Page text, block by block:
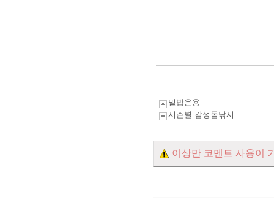
밑밥운용
시즌별 감성돔낚시
이상만 코멘트 사용이